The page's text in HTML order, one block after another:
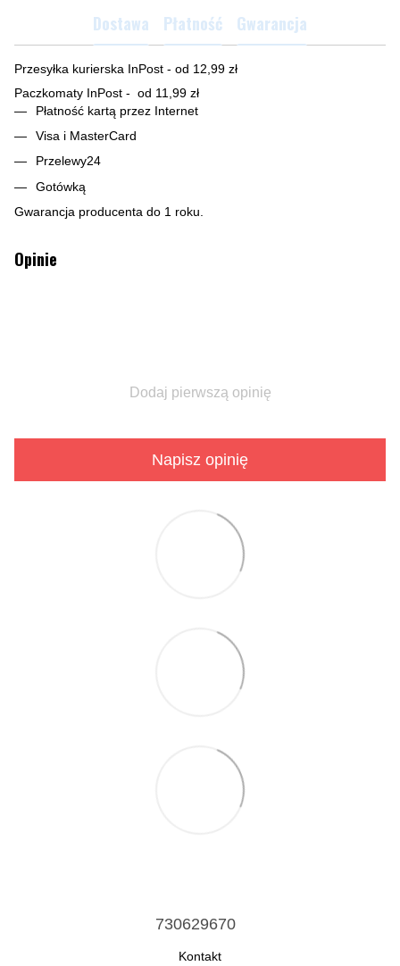
Dostawa Płatność Gwarancja
Przesyłka kurierska InPost - od 12,99 zł
Paczkomaty InPost - od 11,99 zł
Płatność kartą przez Internet
Visa i MasterCard
Przelewy24
Gotówką
Gwarancja producenta do 1 roku.
Opinie
Dodaj pierwszą opinię
Napisz opinię
730629670
Kontakt